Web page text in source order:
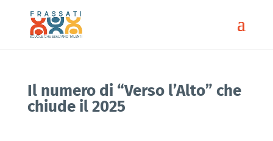
Il numero di “Verso l’Alto” che
chiude il 2025